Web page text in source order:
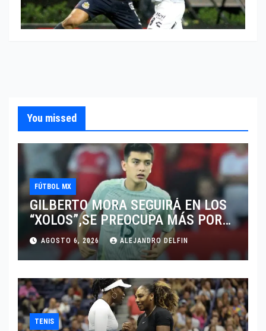
You missed
FÚTBOL MX
GILBERTO MORA SEGUIRÁ EN LOS
“XOLOS”,SE PREOCUPA MÁS POR
JUGAR EN SU EQUIPO.
AGOSTO 6, 2026 ALEJANDRO DELFIN
TENIS